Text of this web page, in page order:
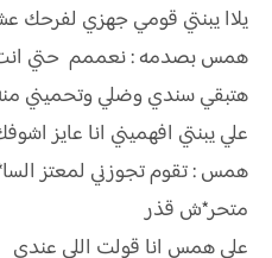
يلاا يبنتي قومي جهزي لفرحك
همس بصدمه : نعممم حتي انت
هتبقي سندي وضلي وتحميني
علي يبنتي افهميني انا عايز
همس : تقوم تجوزني لمعتز
متحر*ش قذر
علي همس انا قولت اللي عندي